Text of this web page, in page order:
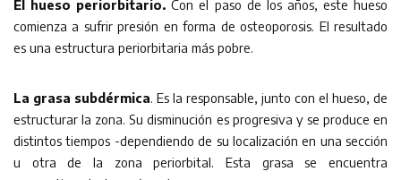
El hueso periorbitario. Con el paso de los años, este hueso
comienza a sufrir presión en forma de osteoporosis. El resultado
es una estructura periorbitaria más pobre.
La grasa subdérmica. Es la responsable, junto con el hueso, de
estructurar la zona. Su disminución es progresiva y se produce en
distintos tiempos -dependiendo de su localización en una sección
u otra de la zona periorbital. Esta grasa se encuentra